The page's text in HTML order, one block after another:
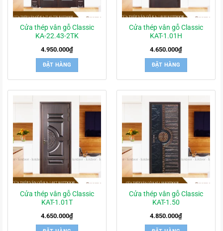
Cửa thép vân gỗ Classic
KA-22.43-2TK
4.950.000₫
ĐẶT HÀNG
Cửa thép vân gỗ Classic
KAT-1.01H
4.650.000₫
ĐẶT HÀNG
Cửa thép vân gỗ Classic
KAT-1.01T
4.650.000₫
Cửa thép vân gỗ Classic
KAT-1.50
4.850.000₫